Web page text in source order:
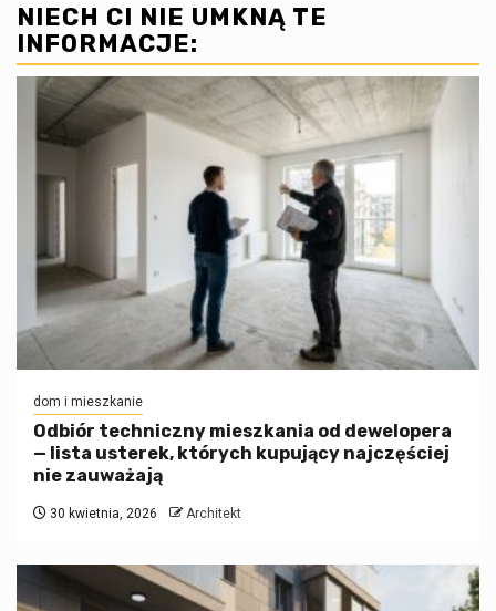
NIECH CI NIE UMKNĄ TE
INFORMACJE:
dom i mieszkanie
Odbiór techniczny mieszkania od dewelopera
— lista usterek, których kupujący najczęściej
nie zauważają
30 kwietnia, 2026 Architekt